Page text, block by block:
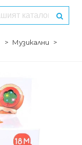
> Музикални
>